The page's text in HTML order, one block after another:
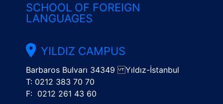
SCHOOL OF FOREIGN
LANGUAGES
YILDIZ CAMPUS
Barbaros Bulvarı 34349 Yıldız-İstanbul
T: 0212 383 70 70
F: 0212 261 43 60